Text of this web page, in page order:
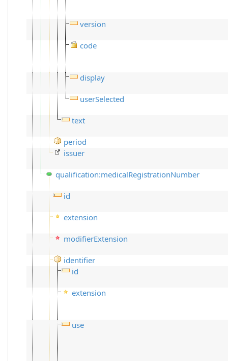
version
code
display
userSelected
text
period
issuer
qualification:medicalRegistrationNumber
id
extension
modifierExtension
identifier
id
extension
use